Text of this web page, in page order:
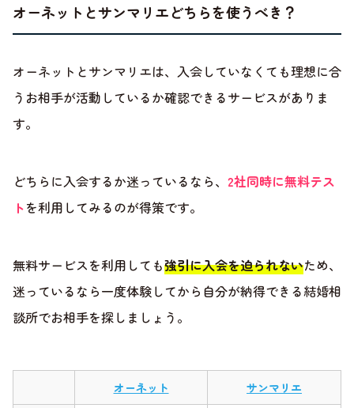
オーネットとサンマリエどちらを使うべき？
オーネットとサンマリエは、入会していなくても理想に合
うお相手が活動しているか確認できるサービスがありま
す。
どちらに入会するか迷っているなら、 2社同時に無料テス
トを利用してみるのが得策です。
無料サービスを利用しても強引に入会を迫られないため、
迷っているなら一度体験してから自分が納得できる結婚相
談所でお相手を探しましょう。
オーネット サンマリエ